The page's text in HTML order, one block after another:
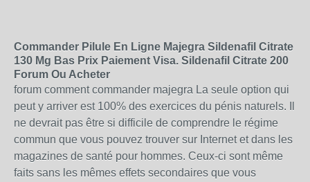
Commander Pilule En Ligne Majegra Sildenafil Citrate
130 Mg Bas Prix Paiement Visa. Sildenafil Citrate 200
Forum Ou Acheter
forum comment commander majegra La seule option qui
peut y arriver est 100% des exercices du pénis naturels. Il
ne devrait pas être si difficile de comprendre le régime
commun que vous pouvez trouver sur Internet et dans les
magazines de santé pour hommes. Ceux-ci sont même
faits sans les mêmes effets secondaires que vous